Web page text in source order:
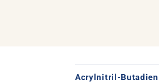
E
Acrylnitril-